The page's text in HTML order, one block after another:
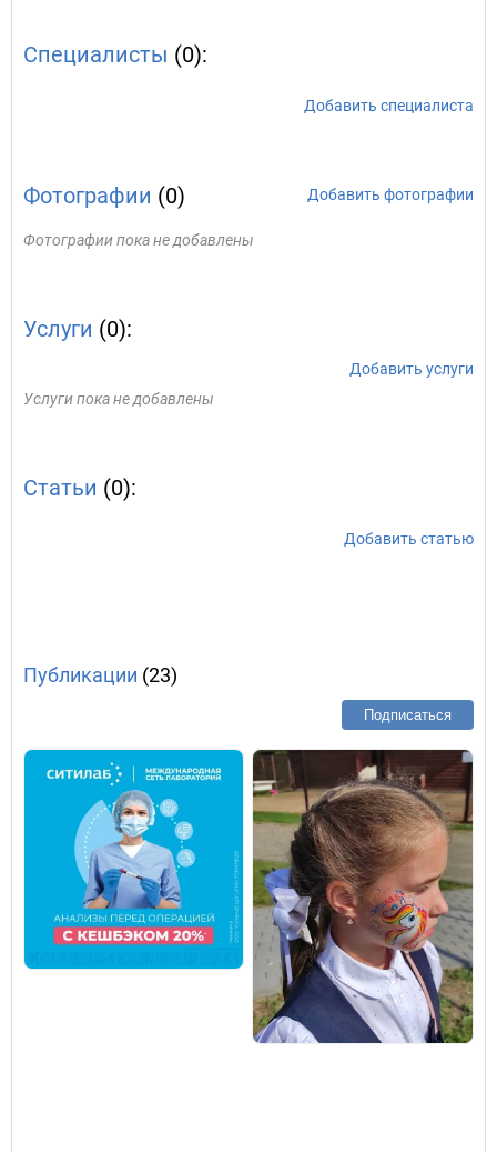
Специалисты (0):
Добавить специалиста
Фотографии (0) Добавить фотографии
Фотографии пока не добавлены
Услуги (0):
Добавить услуги
Услуги пока не добавлены
Статьи (0):
Добавить статью
Публикации (23)
Подписаться